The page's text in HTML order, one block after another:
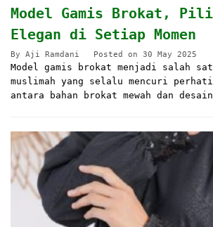
Model Gamis Brokat,
Elegan di Setiap Momen
By Aji Ramdani Posted on 30 May 2025
Model gamis brokat menjadi salah
muslimah yang selalu mencuri
antara bahan brokat mewah dan